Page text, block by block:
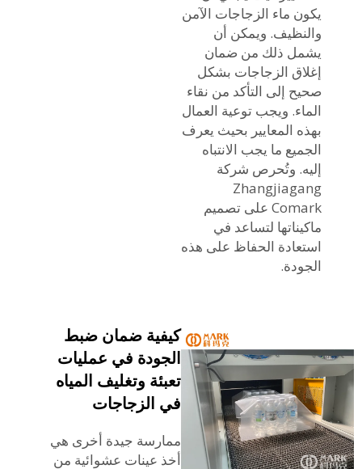
يكون ماء الزجاجات الآمن
والنظيف. ويمكن أن
يشمل ذلك من ضمان
إغلاق الزجاجات بشكل
صحيح إلى التأكد من نقاء
الماء. ويجب توعية العمال
بهذه المعايير بحيث يعرف
الجميع ما يجب الانتباه
إليه. وتُحرص شركة
Zhangjiagang
Comark على تصميم
ماكيناتها لتساعد في
استعادة الحفاظ على هذه
الجودة.
كيفية ضمان ضبط
الجودة في عمليات
تعبئة وتغليف المياه
في الزجاجات
ممارسة جيدة أخرى هي
أخذ عينات عشوائية من